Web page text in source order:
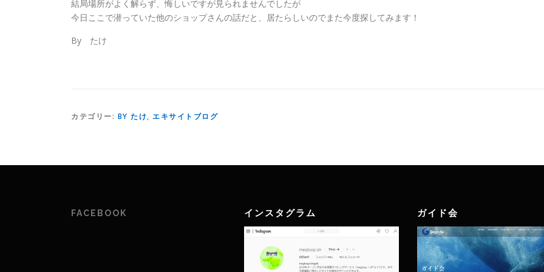
結局場所がよく解らず、悔しいですが見られませんでしたが
今日ここで潜っていた他のショップさんの話だと、居たらしいのでまた今度探してみます！
By たけ
カテゴリー: BY たけ, エキサイトブログ
FACEBOOK インスタグラム ガイド会